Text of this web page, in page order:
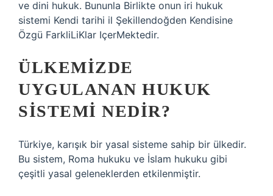
ve dini hukuk. Bununla Birlikte onun iri hukuk
sistemi Kendi tarihi il Şekillendoğden Kendisine
Özgü FarkliLiKlar IçerMektedir.
ÜLKEMIZDE
UYGULANAN HUKUK
SISTEMI NEDIR?
Türkiye, karışık bir yasal sisteme sahip bir ülkedir.
Bu sistem, Roma hukuku ve İslam hukuku gibi
çeşitli yasal geleneklerden etkilenmiştir.